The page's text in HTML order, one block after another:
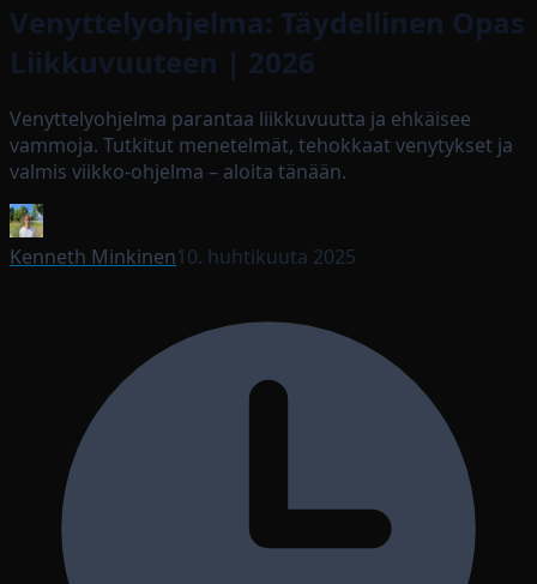
Venyttelyohjelma: Täydellinen Opas
Liikkuvuuteen | 2026
Venyttelyohjelma parantaa liikkuvuutta ja ehkäisee
vammoja. Tutkitut menetelmät, tehokkaat venytykset ja
valmis viikko-ohjelma – aloita tänään.
Kenneth Minkinen10. huhtikuuta 2025